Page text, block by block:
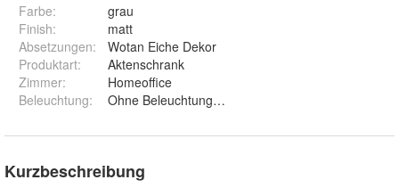
Farbe:
grau
Finish:
matt
Absetzungen:
Wotan Eiche Dekor
Produktart:
Aktenschrank
Zimmer:
Homeoffice
Beleuchtung:
Kurzbeschreibung